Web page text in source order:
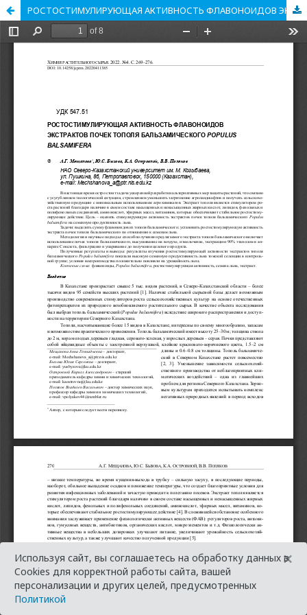
РОСТОСТИМУЛИРУЮЩАЯ АКТИВНОСТЬ ФЛАВОНОИДОВ ЭКСТРАКТОВ ПОЧЕК ТОПОЛЯ БАЛЬЗАМИЧЕСКОГО POPULUS BALSAMIFERA
Используя сайт, вы соглашаетесь на обработку данных в
Cookies для корректной работы сайта, вашей
персонализации и других целей, предусмотренных
Политикой
×